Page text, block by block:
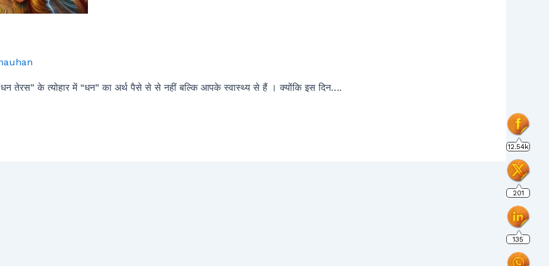
तेरस” के त्योहार में “धन” का अर्थ पैसे से से नहीं बल्कि आपके स्वास्थ्य से हैं । क्योंकि इस दिन….
12.54k
201
135